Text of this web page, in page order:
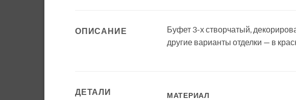
ОПИСАНИЕ
Буфет 3-х створчатый,
другие варианты отделки — в
ДЕТАЛИ МАТЕРИАЛ